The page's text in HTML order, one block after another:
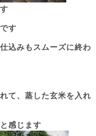
す
込みもスムーズに終わ
て、蒸した玄米を入れ
感じます